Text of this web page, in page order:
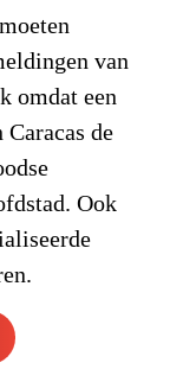
van
omdat een
de
Ook